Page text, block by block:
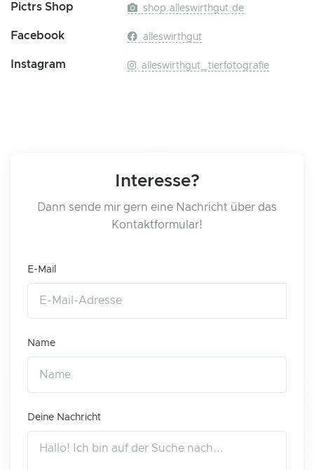
Pictrs Shop shop.alleswirthgut.de
Facebook alleswirthgut
Instagram alleswirthgut_tierfotografie
Interesse?
Dann sende mir gern eine Nachricht über das
Kontaktformular!
E-Mail
Name
Deine Nachricht